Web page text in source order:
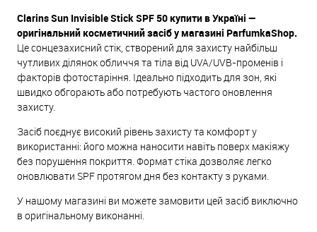
Clarins Sun Invisible Stick SPF 50 купити в Україні —
оригінальний косметичний засіб у магазині ParfumkaShop.
Це сонцезахисний стік, створений для захисту найбільш
чутливих ділянок обличчя та тіла від UVA/UVB-променів і
факторів фотостаріння. Ідеально підходить для зон, які
швидко обгорають або потребують частого оновлення
захисту.
Засіб поєднує високий рівень захисту та комфорт у
використанні: його можна наносити навіть поверх макіяжу
без порушення покриття. Формат стіка дозволяє легко
оновлювати SPF протягом дня без контакту з руками.
У нашому магазині ви можете замовити цей засіб виключно
в оригінальному виконанні.